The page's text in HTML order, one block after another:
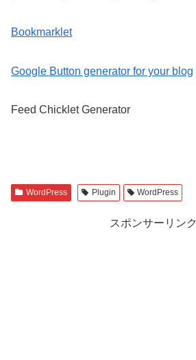
Bookmarklet
Google Button generator for your blog
Feed Chicklet Generator
WordPress Plugin WordPress
スポンサーリンク